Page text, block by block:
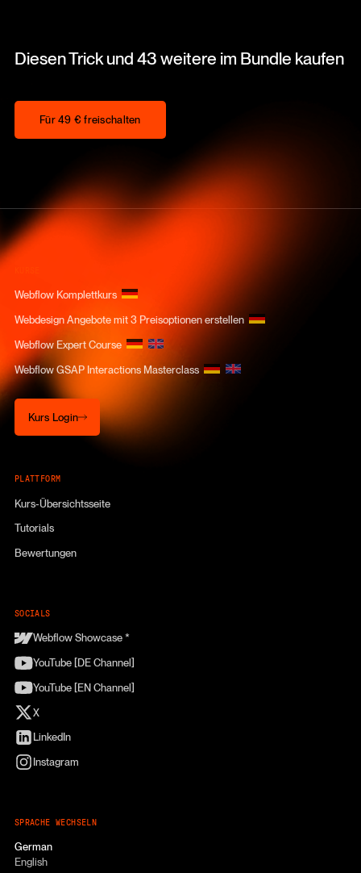
Diesen Trick und 43 weitere im Bundle kaufen
Für 49 € freischalten
Für 49 € freischalten
Webflow Komplettkurs
Webdesign Angebote mit 3 Preisoptionen erstellen
Webflow Expert Course
Webflow GSAP Interactions Masterclass
Kurs Login
Kurs Login
PLATTFORM
Kurs-Übersichtsseite
Tutorials
Bewertungen
SOCIALS
Webflow Showcase *
YouTube [DE Channel]
YouTube [EN Channel]
X
LinkedIn
Instagram
SPRACHE WECHSELN
German
English